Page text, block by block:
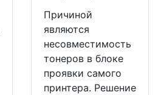
Причиной
являются
несовместимость
тонеров в блоке
проявки самого
принтера. Решение